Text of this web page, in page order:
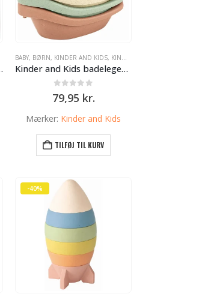
vandlegetøj
BABY, BØRN, KINDER AND KIDS, KINDER AND KIDS
Kinder and Kids badelegetøj – Stablebåde i bioplast (6 stk.)
ud af 5
79,95 kr.
Mærker: Kinder and Kids
TILFØJ TIL KURV
-40%